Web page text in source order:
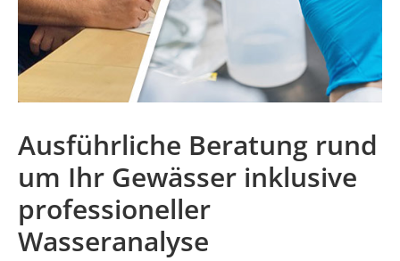
Ausführliche Beratung rund
um Ihr Gewässer inklusive
professioneller
Wasseranalyse